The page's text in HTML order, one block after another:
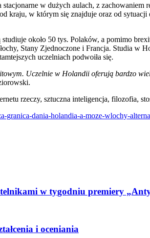
w dużych aulach, z zachowaniem
w którym się znajduje oraz od
około 50 tys. Polaków, a pomimo
Stany Zjednoczone i Francja. Studia w
uczelniach podwoiła się.
Uczelnie w Holandii oferują bardzo
rzeczy, sztuczna inteligencja, filozofia,
granica-dania-holandia-a-moze-wlochy-
w tygodniu premiery
i oceniania